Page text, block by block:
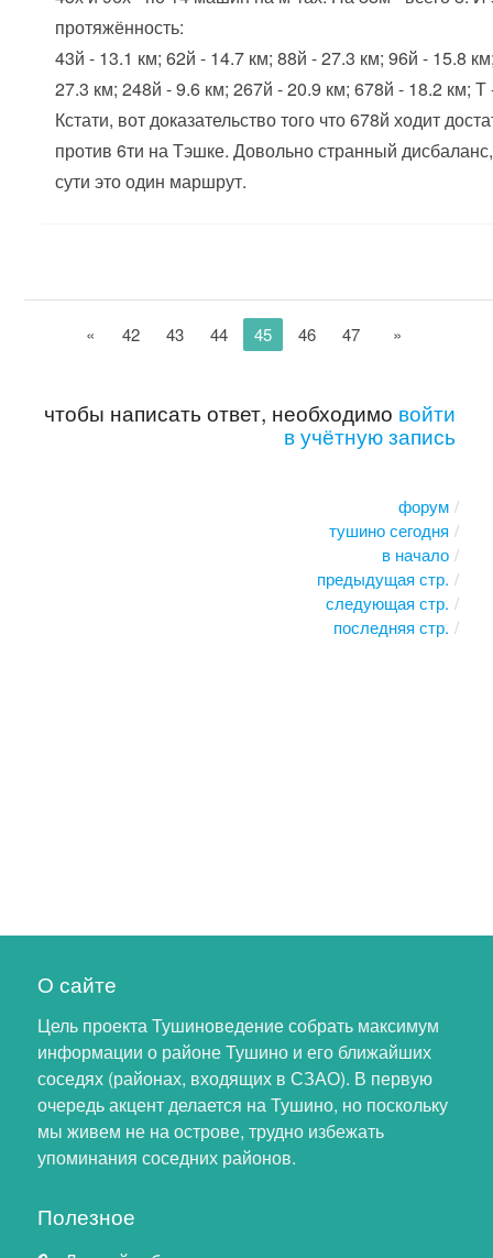
протяжённость:
43й - 13.1 км; 62й - 14.7 км; 88й - 27.3 км; 96й - 15.8
27.3 км; 248й - 9.6 км; 267й - 20.9 км; 678й - 18.2 км; Т
Кстати, вот доказательство того что 678й ходит
против 6ти на Тэшке. Довольно странный
сути это один маршрут.
« 42 43 44 45 46 47 »
чтобы написать ответ, необходимо войти
в учётную запись
форум
тушино сегодня
в начало
предыдущая стр.
следующая стр.
последняя стр.
О сайте
Цель проекта Тушиноведение собрать максимум
информации о районе Тушино и его ближайших
соседях (районах, входящих в СЗАО). В первую
очередь акцент делается на Тушино, но поскольку
мы живем не на острове, трудно избежать
упоминания соседних районов.
Полезное